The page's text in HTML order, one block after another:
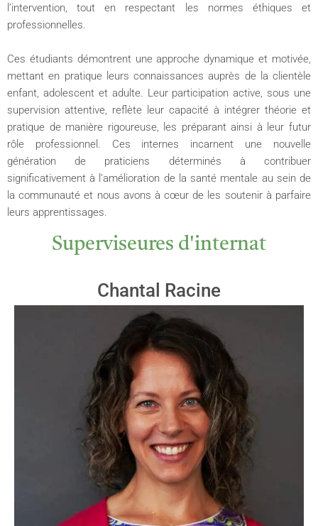
l’intervention, tout en respectant les normes éthiques et
professionnelles.
Ces étudiants démontrent une approche dynamique et motivée,
mettant en pratique leurs connaissances auprès de la clientèle
enfant, adolescent et adulte. Leur participation active, sous une
supervision attentive, reflète leur capacité à intégrer théorie et
pratique de manière rigoureuse, les préparant ainsi à leur futur
rôle professionnel. Ces internes incarnent une nouvelle
génération de praticiens déterminés à contribuer
significativement à l’amélioration de la santé mentale au sein de
la communauté et nous avons à cœur de les soutenir à parfaire
leurs apprentissages.
Superviseures d'internat
Chantal Racine